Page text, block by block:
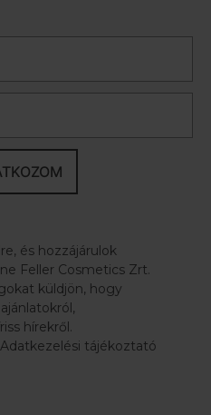
és hozzájárulok
Feller Cosmetics Zrt.
küldjön, hogy
hírekről.
tájékoztató